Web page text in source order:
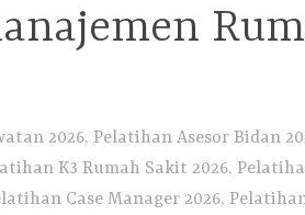
2026, Pelatihan Asesor Bidan
K3 Rumah Sakit 2026,
Case Manager 2026,